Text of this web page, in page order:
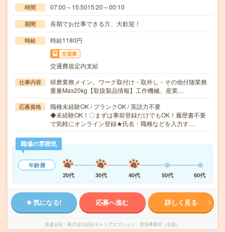
時間 07:00～15:5015:20～00:10
期間 長期でお仕事できる方、大歓迎！
時給 時給1180円
交通費
交通費規定内支給
仕事内容
研磨業務メイン。ワーク取付け・取外し・その他付随業務
重量Max20kg【取扱製品情報】工作機械、産業…
応募資格
職種未経験OK / ブランクOK / 英語力不要
◆未経験OK！〇まずは事前登録だけでもOK！履歴書不要
で気軽にオンライン登録★氏名・職種などを入力す…
職場の雰囲気
年齢層
20代
30代 40代 50代 60代
気になる! 応募へ進む 詳しく見る
派遣会社 株式会社綜合キャリアオプション 製造事業部（全国）